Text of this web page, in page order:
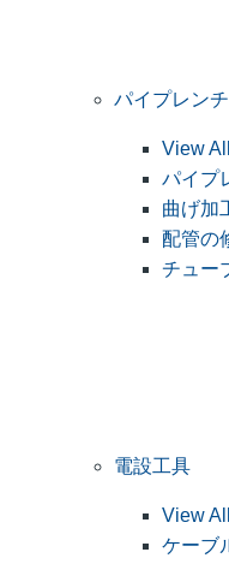
パイプレン
View
パイプ
曲げ加
配管の
チュー
電設工具
View
ケーブ